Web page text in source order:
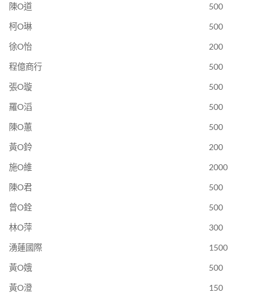
陳O道
500
柯O琳
500
徐O怡
200
程億商行
500
張O璇
500
羅O滔
500
陳O蕙
500
黃O鈴
200
施O維
2000
陳O君
500
曾O銓
500
林O萍
300
湧蓮國際
1500
黃O娥
500
黃O澄
150